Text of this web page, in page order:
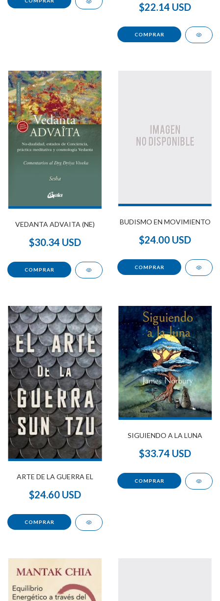
$22.14 USD
VEDANTA ADVAITA (NE)
$30.34 USD
BUDISMO EN MOVIMIENTO
$24.00 USD
ARTE DE LA GUERRA EL
$24.60 USD
SIGUIENDO A LA LUNA
$33.74 USD